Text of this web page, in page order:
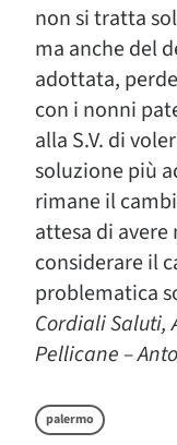
non si tratta
ma anche del
adottata,
con i nonni
alla S.V. di
soluzione più
rimane il
attesa di
considerare il
problematica
Cordiali Saluti,
Pellicane –
palermo